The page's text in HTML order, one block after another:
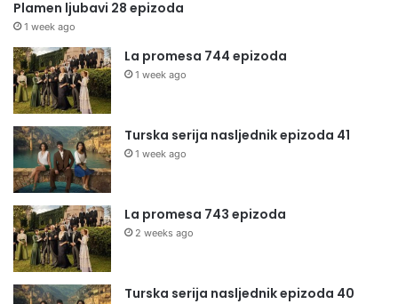
Plamen ljubavi 28 epizoda
1 week ago
La promesa 744 epizoda
1 week ago
Turska serija nasljednik epizoda 41
1 week ago
La promesa 743 epizoda
2 weeks ago
Turska serija nasljednik epizoda 40